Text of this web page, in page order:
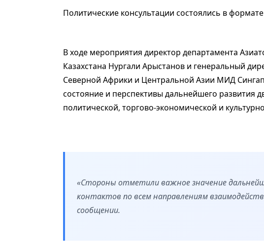
Политические консультации состоялись в
В ходе мероприятия директор департамента
Казахстана Нургали Арыстанов и генеральный
Северной Африки и Центральной Азии МИД
состояние и перспективы дальнейшего развития
политической, торгово-экономической и
«Стороны отметили важное значение
контактов по всем направлениям
сообщении.